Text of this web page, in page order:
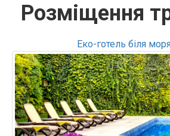
Розміщення
Еко-готель біля